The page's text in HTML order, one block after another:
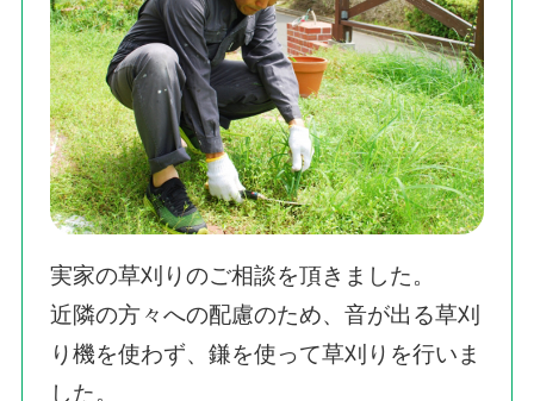
実家の草刈りのご相談を頂きました。
近隣の方々への配慮のため、音が出る草刈
り機を使わず、鎌を使って草刈りを行いま
した。